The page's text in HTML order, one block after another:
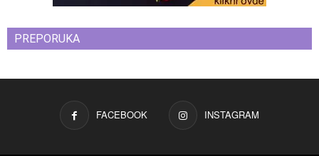
PREPORUKA
FACEBOOK INSTAGRAM